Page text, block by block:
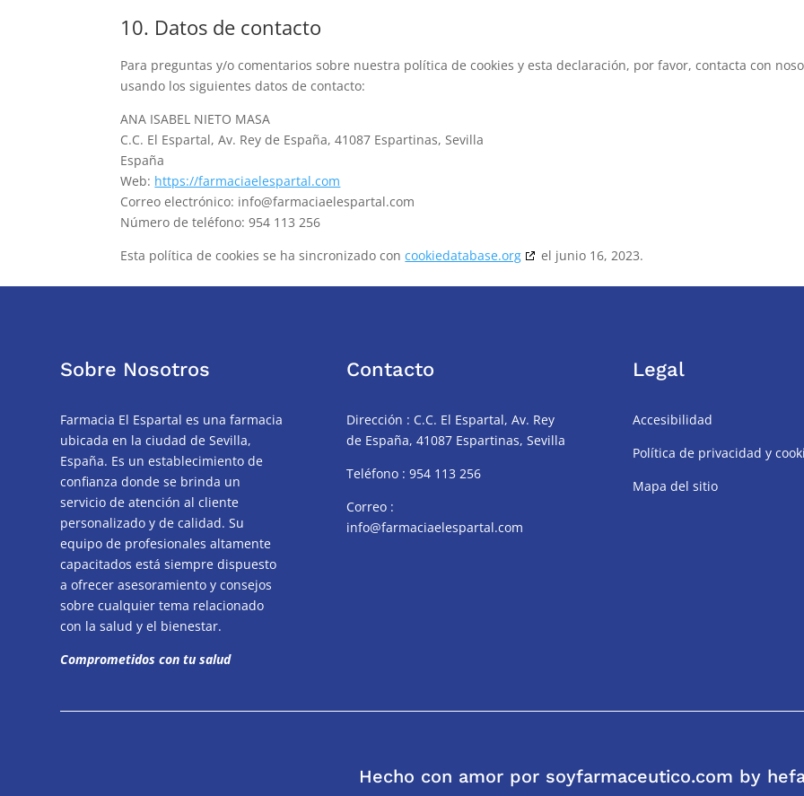
10. Datos de contacto
Para preguntas y/o comentarios sobre nuestra política de cookies y esta declaración, por favor, contacta con
usando los siguientes datos de contacto:
ANA ISABEL NIETO MASA
C.C. El Espartal, Av. Rey de España, 41087 Espartinas, Sevilla
España
Web: https://farmaciaelespartal.com
Correo electrónico: info@farmaciaelespartal.com
Número de teléfono: 954 113 256
Esta política de cookies se ha sincronizado concookiedatabase.org el junio 16, 2023.
Sobre Nosotros
Farmacia El Espartal es una farmacia
ubicada en la ciudad de Sevilla,
España. Es un establecimiento de
confianza donde se brinda un
servicio de atención al cliente
personalizado y de calidad. Su
equipo de profesionales altamente
capacitados está siempre dispuesto
a ofrecer asesoramiento y consejos
sobre cualquier tema relacionado
con la salud y el bienestar.
Comprometidos con tu salud
Contacto
Dirección : C.C. El Espartal, Av. Rey
de España, 41087 Espartinas, Sevilla
Teléfono :954 113 256
Correo :
info@farmaciaelespartal.com
Legal
Accesibilidad
Política de privacidad y
Mapa del sitio
Hecho con amor por soyfarmaceutico.com by